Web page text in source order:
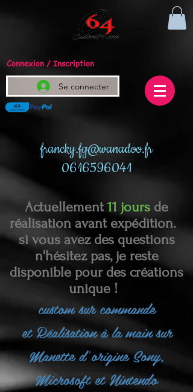
Connexion / Inscription
Se connecter
francky.fg@wanadoo.fr
0616596041
Actuellement 11 jours de
réalisation avant expédition.
si vous avez des questions
n'hésitez pas, je reste
disponible pour des créations
unique !
custom sur commande
etRéalisation à la main sur
Manette d'origine Sony,
Microsoft et Nintendo